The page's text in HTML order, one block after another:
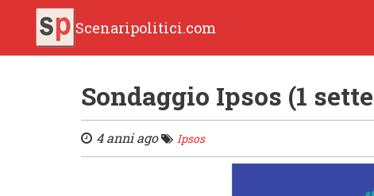
Scenaripolitici.com
Sondaggio Ipsos (1
4 anni ago Ipsos